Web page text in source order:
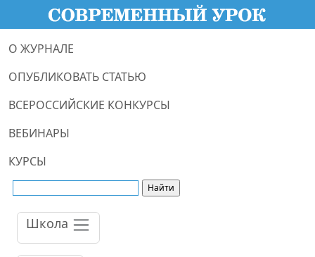
О ЖУРНАЛЕ
ОПУБЛИКОВАТЬ СТАТЬЮ
ВСЕРОССИЙСКИЕ КОНКУРСЫ
ВЕБИНАРЫ
КУРСЫ
Школа